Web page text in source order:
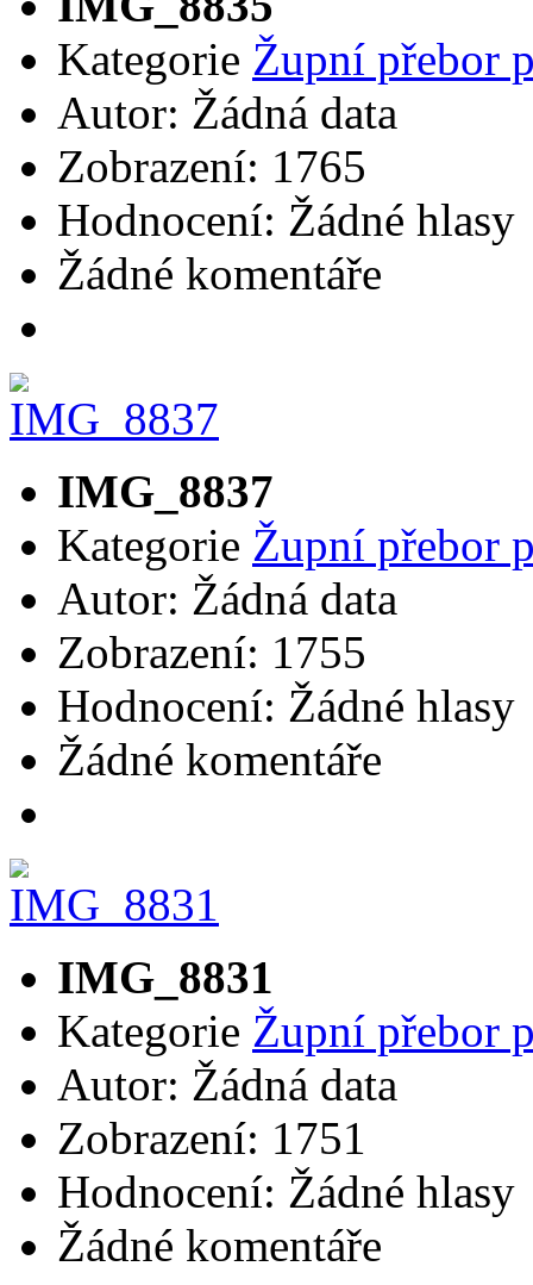
Kategorie Župní přebor
Autor: Žádná data
Zobrazení: 1765
Hodnocení: Žádné hlasy
Žádné komentáře
IMG_8837
Kategorie Župní přebor
Autor: Žádná data
Zobrazení: 1755
Hodnocení: Žádné hlasy
Žádné komentáře
IMG_8831
Kategorie Župní přebor
Autor: Žádná data
Zobrazení: 1751
Hodnocení: Žádné hlasy
Žádné komentáře